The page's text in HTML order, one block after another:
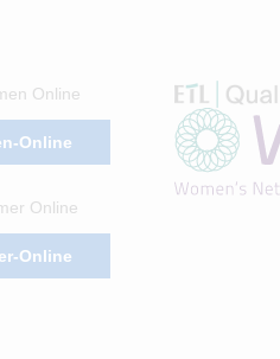
Online
Online
Online
Online